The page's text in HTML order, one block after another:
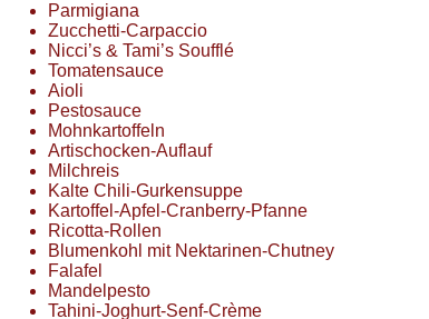
Parmigiana
Zucchetti-Carpaccio
Nicci’s & Tami’s Soufflé
Tomatensauce
Aioli
Pestosauce
Mohnkartoffeln
Artischocken-Auflauf
Milchreis
Kalte Chili-Gurkensuppe
Kartoffel-Apfel-Cranberry-Pfanne
Ricotta-Rollen
Blumenkohl mit Nektarinen-Chutney
Falafel
Mandelpesto
Tahini-Joghurt-Senf-Crème